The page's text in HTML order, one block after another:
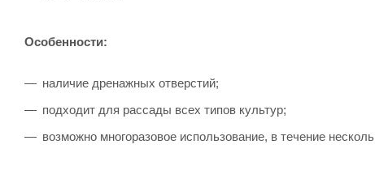
Особенности:
наличие дренажных отверстий;
подходит для рассады всех типов культур;
возможно многоразовое использование, в течение